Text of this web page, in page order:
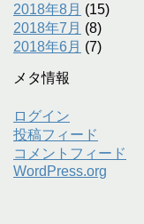
2018年8月 (15)
2018年7月 (8)
2018年6月 (7)
メタ情報
ログイン
投稿フィード
コメントフィード
WordPress.org